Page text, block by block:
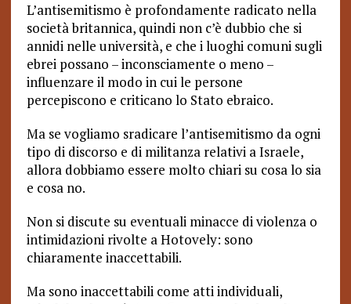
L’antisemitismo è profondamente radicato nella
società britannica, quindi non c’è dubbio che si
annidi nelle università, e che i luoghi comuni sugli
ebrei possano – inconsciamente o meno –
influenzare il modo in cui le persone
percepiscono e criticano lo Stato ebraico.
Ma se vogliamo sradicare l’antisemitismo da ogni
tipo di discorso e di militanza relativi a Israele,
allora dobbiamo essere molto chiari su cosa lo sia
e cosa no.
Non si discute su eventuali minacce di violenza o
intimidazioni rivolte a Hotovely: sono
chiaramente inaccettabili.
Ma sono inaccettabili come atti individuali,